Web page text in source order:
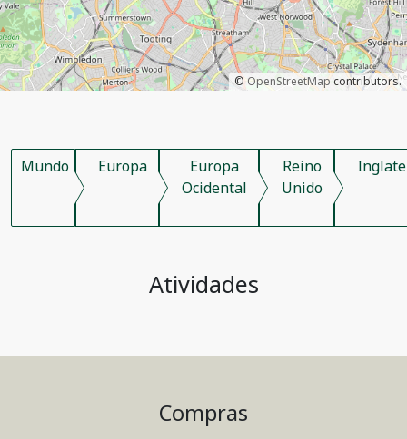
© OpenStreetMap contributors.
Mundo Europa
Europa
Ocidental
Reino
Unido
Atividades
Compras